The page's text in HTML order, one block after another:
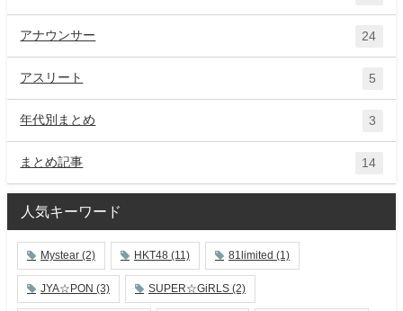
アナウンサー 24
アスリート 5
年代別まとめ 3
まとめ記事 14
人気キーワード
Mystear (2) HKT48 (11) 81limited (1)
JYA☆PON (3) SUPER☆GiRLS (2)